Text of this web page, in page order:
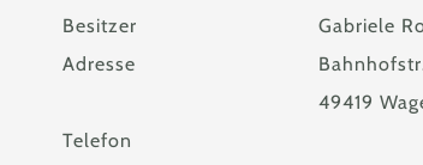
Besitzer
Gabriele
Adresse
49419
Telefon